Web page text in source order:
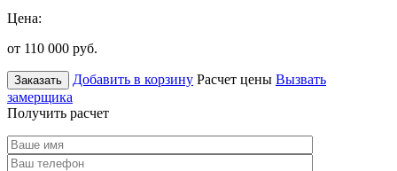
Цена:
от 110 000 руб.
Заказать Добавить в корзину Расчет цены Вызвать
замерщика
Получить расчет